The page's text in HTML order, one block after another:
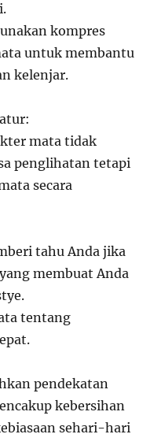
kompres
untuk membantu
kelenjar.
mata tidak
penglihatan tetapi
secara
tahu Anda jika
membuat Anda
tentang
pendekatan
kebersihan
sehari-hari